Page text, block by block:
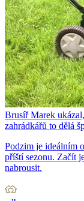
Brusíř Marek
zahrádkářů to dělá
Podzim je ideálním
příští sezonu. Začít
nabrousit.